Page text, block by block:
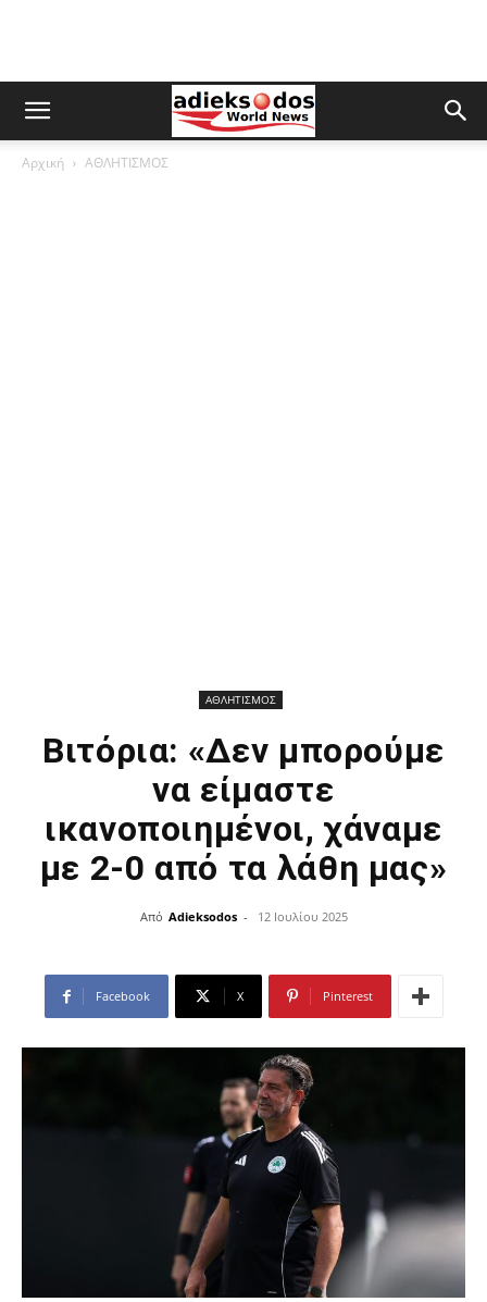
Αρχική ΑΘΛΗΤΙΣΜΟΣ
ΑΘΛΗΤΙΣΜΟΣ
Βιτόρια: «Δεν μπορούμε
να είμαστε
ικανοποιημένοι, χάναμε
με 2-0 από τα λάθη μας»
Από Adieksodos - 12 Ιουλίου 2025
Facebook X Pinterest